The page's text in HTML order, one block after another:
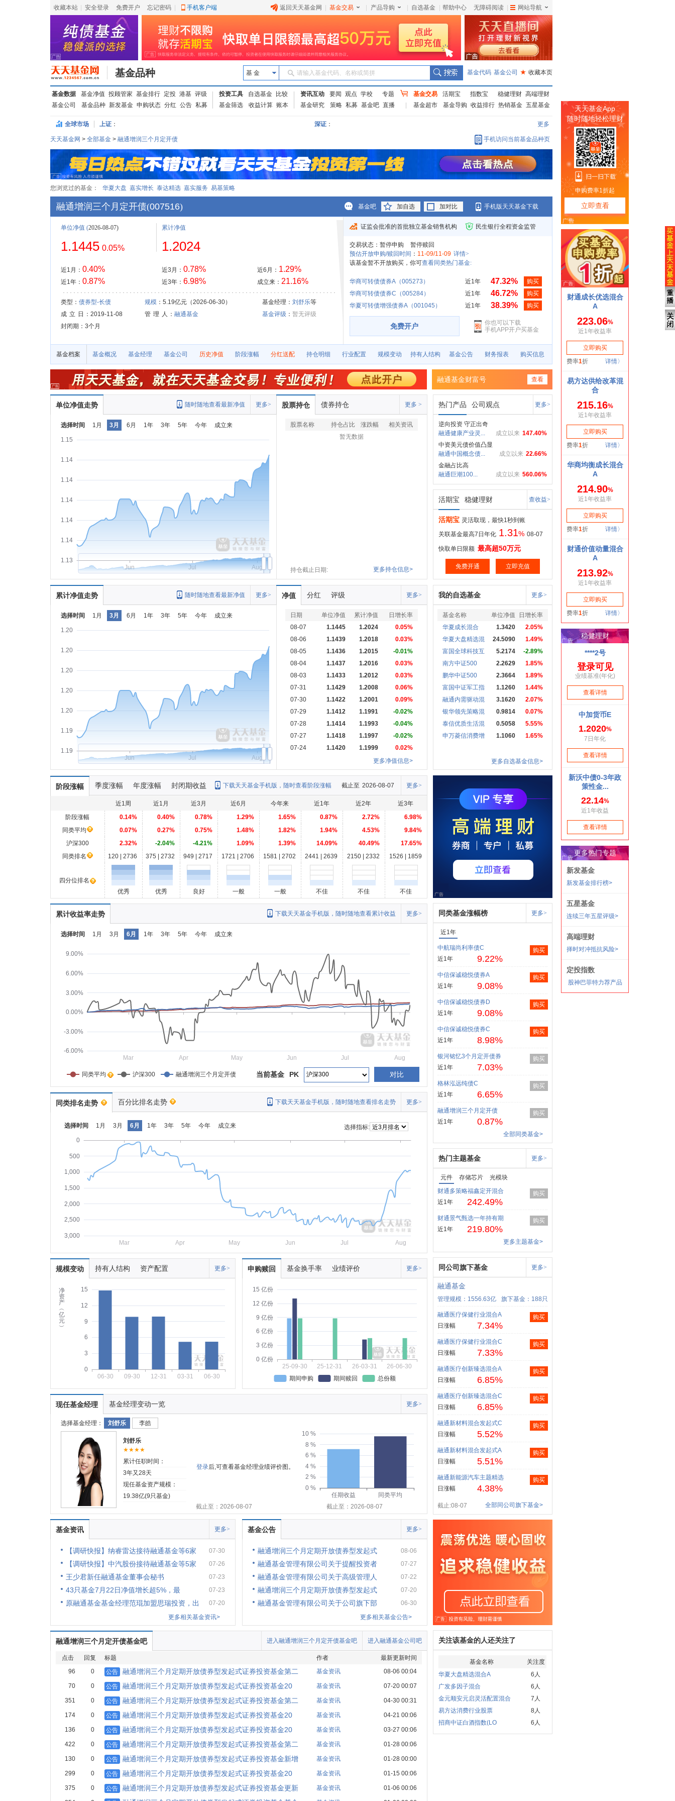
收藏本站 安全登录 免费开户 忘记密码 手机客户端 返回天天基金网 基金交易 产品导购 自选基金 帮助中心 无障碍阅读 网站导航
基金品种 基 金 请输入基金代码、名称或简拼 基金代码 基金公司 ★ 收藏本页
基金数据 基金净值 投顾管家 基金排行 定投 港基 评级
基金公司
基金品种 新发基金 申购状态 分红 公告 私募
投资工具 自选基金
比较
基金筛选
收益计算 账本
资讯互动 要闻 观点 学校
专题
基金研究
策略 私募 基金吧 直播
基金交易 活期宝 指数宝 稳健理财 高端理财
基金超市
基金导购 收益排行 热销基金 五星基金
全球市场 上证： 深证： 更多
天天基金网 > 全部基金 > 融通增润三个月定开债 手机访问当前基金品种页
您浏览过的基金： 华夏大盘 嘉实增长 泰达精选 嘉实服务 易基策略
融通增润三个月定开债(007516) 基金吧 加自选 加对比 手机版天天基金下载
单位净值 (2026-08-07)
1.1445 0.05%
近1月： 0.40%
近1年： 0.87%
累计净值
1.2024
近3月： 0.78%
近3年： 6.98%
近6月： 1.29%
成立来： 21.16%
类型： 债券型-长债 规模：5.19亿元（2026-06-30） 基金经理： 刘舒乐等
成 立 日
：2019-11-08 管 理 人 ： 融通基金 基金评级 ： 暂无评级
封闭期：3个月
证监会批准的首批独立基金销售机构 民生银行全程资金监管
交易状态： 暂停申购
暂停赎回
预估开放申购/赎回时间 ： 11-09/11-09 详情>
该基金暂不开放购买，你可查看同类热门基金:
华商可转债债券A（005273） 近1年 47.32%
购买
华商可转债债券C（005284）
近1年 46.72%
购买
华夏可转债增强债券A（001045）
近1年 38.39% 购买
免费开户
你也可以下载
手机APP开户买基金
基金档案 基金概况 基金经理 基金公司 历史净值 阶段涨幅 分红送配 持仓明细 行业配置 规模变动 持有人结构 基金公告 财务报表 购买信息
融通基金财富号 查看
单位净值走势 更多>
随时随地查看最新净值
选择时间 1月 3月 6月 1年 3年 5年 今年 成立来
1.13
1.14
1.14
1.14
1.14
1.14
1.15
Jun Jul Aug
股票持仓 债券持仓 更多 >
股票名称 持仓占比 涨跌幅
相关资讯
暂无数据
持仓截止日期: 更多持仓信息>
热门产品 公司观点 更多>
逆向投资 守正出奇
147.40%
成立以来
融通健康产业灵...
中资美元债价值凸显
22.66%
成立以来
融通中国概念债...
金融占比高
560.06%
成立以来
融通巨潮100...
活期宝 稳健理财 查收益>
活期宝 灵活取现，最快1秒到账
关联基金最高7日年化 1.31% 08-07
快取单日限额 最高超50万元
免费开通 立即充值
累计净值走势 更多>
随时随地查看最新净值
选择时间 1月 3月 6月 1年 3年 5年 今年 成立来
1.19
1.19
1.20
1.20
1.20
1.20
1.20
Jun Jul Aug
净值 分红 评级 更多>
日期 单位净值 累计净值
日增长率
08-07
1.1445 1.2024
0.05%
08-06
1.1439 1.2018
0.03%
08-05
1.1436 1.2015
-0.01%
08-04
1.1437 1.2016
0.03%
08-03
1.1433 1.2012
0.03%
07-31
1.1429 1.2008
0.06%
07-30
1.1422 1.2001
0.09%
07-29
1.1412 1.1991
-0.02%
07-28
1.1414 1.1993
-0.04%
07-27
1.1418 1.1997
-0.02%
07-24
1.1420 1.1999
0.02%
更多净值信息>
我的自选基金 更多>
基金名称 单位净值
日增长率
华夏成长混合
1.3420
2.05%
华夏大盘精选混
24.5090
1.49%
富国全球科技互
5.2174
-2.89%
南方中证500
2.2629
1.85%
鹏华中证500
2.3664
1.89%
富国中证军工指
1.1260
1.44%
融通内需驱动混
3.1620
2.07%
银华领先策略混
0.9814
0.07%
泰信优质生活混
0.5058
5.55%
申万菱信消费增
1.1060 1.65%
更多自选基金信息>
阶段涨幅 季度涨幅 年度涨幅 封闭期收益 更多>
截止至 2026-08-07
下载天天基金手机版，随时查看阶段涨幅
近1周 近1月 近3月 近6月 今年来 近1年 近2年
近3年
阶段涨幅
0.14% 0.40% 0.78% 1.29% 1.65% 0.87% 2.72%
6.98%
同类平均
0.07% 0.27% 0.75% 1.48% 1.82% 1.94% 4.53%
9.84%
沪深300
2.32% -2.04% -4.21% 1.09% 1.39% 14.09% 40.49%
17.65%
同类排名
120 | 2736 375 | 2732 949 | 2717 1721 | 2706 1581 | 2702 2441 | 2639 2150 | 2332 1526 | 1859
四分位排名
优秀
优秀 良好 一般 一般 不佳 不佳 不佳
累计收益率走势 更多>
下载天天基金手机版，随时随地查看累计收益
选择时间 1月 3月 6月 1年 3年 5年 今年 成立来
-6.00%
-3.00%
0.00%
3.00%
6.00%
9.00%
Mar Apr May Jun Jul Aug
同类平均 沪深300 融通增润三个月定开债 对比
PK
当前基金
同类排名走势 百分比排名走势 更多>
下载天天基金手机版，随时随地查看排名走势
选择时间 1月 3月 6月 1年 3年 5年 今年 成立来
选择指标:
0
500
1,000
1,500
2,000
2,500
3,000
Mar
Apr May Jun Jul Aug
规模变动 持有人结构 资产配置 更多>
净
资
产
︵
亿
元
︶
0
3
6
9
12
15
06-30 09-30 12-31 03-31 06-30
申购赎回 基金换手率 业绩评价 更多>
0 亿份
3 亿份
6 亿份
9 亿份
12 亿份
15 亿份
25-09-30 25-12-31 26-03-31
26-06-30
期间申购
期间赎回 总份额
现任基金经理 基金经理变动一览 更多>
选择基金经理： 刘舒乐 李皓
刘舒乐
★★★★
累计任职时间：
3年又28天
现任基金资产规模：
19.38亿(9只基金)
登录后,可查看基金经理业绩评价图。
0 %
2 %
4 %
6 %
8 %
10 %
任期收益
同类平均
截止至：2026-08-07
截止至：2026-08-07
基金资讯 更多>
【调研快报】纳睿雷达接待融通基金等6家 07-30
【调研快报】中汽股份接待融通基金等5家 07-26
王少君新任融通基金董事会秘书 07-23
43只基金7月22日净值增长超5%，最 07-23
原融通基金基金经理范琨加盟思瑞投资，出
07-20
更多相关基金资讯>
基金公告 更多>
融通增润三个月定期开放债券型发起式 08-06
融通基金管理有限公司关于提醒投资者 07-27
融通基金管理有限公司关于高级管理人 07-22
融通增润三个月定期开放债券型发起式 07-20
融通基金管理有限公司关于公司旗下部
06-30
更多相关基金公告>
融通增润三个月定开债基金吧 进入融通基金公司吧
进入融通增润三个月定开债基金吧
点击 回复 标题 作者
最新更新时间
96
0 公告 融通增润三个月定期开放债券型发起式证券投资基金第二 基金资讯 08-06 00:04
70 0 公告 融通增润三个月定期开放债券型发起式证券投资基金20 基金资讯 07-20 00:07
351 0 公告 融通增润三个月定期开放债券型发起式证券投资基金第二 基金资讯 04-30 00:31
174 0 公告 融通增润三个月定期开放债券型发起式证券投资基金20 基金资讯 04-21 00:06
136 0 公告 融通增润三个月定期开放债券型发起式证券投资基金20 基金资讯 03-27 00:06
422 0 公告 融通增润三个月定期开放债券型发起式证券投资基金第二 基金资讯 01-28 00:06
130 0 公告 融通增润三个月定期开放债券型发起式证券投资基金新增 基金资讯 01-28 00:00
299 0 公告 融通增润三个月定期开放债券型发起式证券投资基金20 基金资讯 01-15 00:06
375 0 公告 融通增润三个月定期开放债券型发起式证券投资基金更新 基金资讯 01-06 00:06
同类基金涨幅榜 更多>
近1年
中航瑞尚利率债C
近1年
9.22%
购买
中信保诚稳悦债券A
近1年
9.08%
购买
中信保诚稳悦债券D
近1年
9.08%
购买
中信保诚稳悦债券C
近1年
8.98%
购买
银河铭忆3个月定开债券
近1年
7.03%
购买
格林泓远纯债C
近1年
6.65%
购买
融通增润三个月定开债
近1年
0.87%
购买
全部同类基金>
热门主题基金 更多>
元件 存储芯片
光模块
财通多策略福鑫定开混合
近1年
242.49%
购买
财通景气甄选一年持有期
近1年
219.80%
购买
更多主题基金>
同公司旗下基金 更多>
融通基金
管理规模：1556.63亿 旗下基金：188只
融通医疗保健行业混合A
日涨幅
7.34%
购买
融通医疗保健行业混合C
日涨幅
7.33%
购买
融通医疗创新臻选混合A
日涨幅
6.85%
购买
融通医疗创新臻选混合C
日涨幅
6.85%
购买
融通新材料混合发起式C
日涨幅
5.52%
购买
融通新材料混合发起式A
日涨幅
5.51%
购买
融通新能源汽车主题精选
日涨幅
4.38%
购买
截止:08-07 全部同公司旗下基金>
关注该基金的人还关注了
基金名称
关注度
华夏大盘精选混合A
6人
广发多因子混合
6人
金元顺安元启灵活配置混合
7人
易方达消费行业股票
8人
招商中证白酒指数(LO
6人